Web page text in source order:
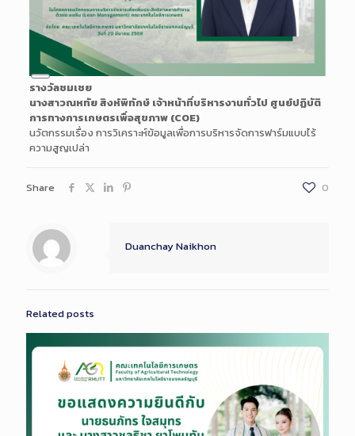
Long
Description
รางวัลชมเชย
นางสาวณหทัย สิงห์พิทักษ์ เจ้าหน้าที่บริหารงานทั่วไป ศูนย์ปฏิบัติ
การทางการเกษตรเพื่อสุขภาพ (COE)
นวัตกรรมเรื่อง การวิเคราะห์ข้อมูลเพื่อการบริหารจัดการฟาร์มแบบไร้
ความสูญเปล่า
Share 0
Duanchay Naikhon
Related posts